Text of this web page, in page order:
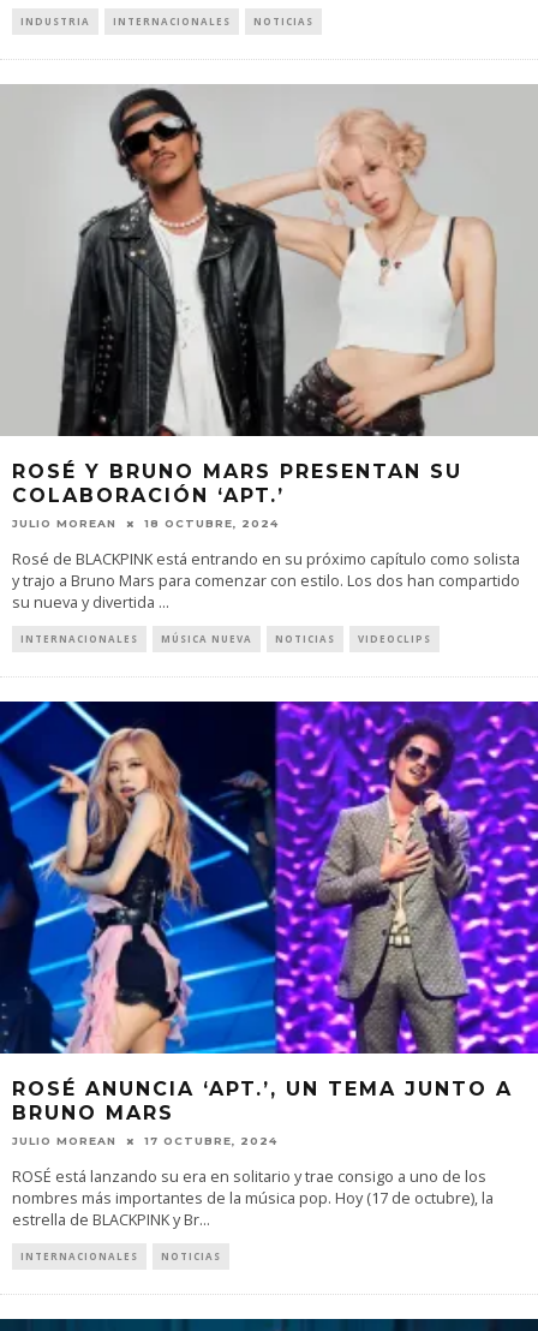
INDUSTRIA INTERNACIONALES NOTICIAS
ROSÉ Y BRUNO MARS PRESENTAN SU
COLABORACIÓN ‘APT.’
JULIO MOREAN 18 OCTUBRE, 2024
Rosé de BLACKPINK está entrando en su próximo capítulo como solista
y trajo a Bruno Mars para comenzar con estilo. Los dos han compartido
su nueva y divertida ...
INTERNACIONALES MÚSICA NUEVA NOTICIAS VIDEOCLIPS
ROSÉ ANUNCIA ‘APT.’, UN TEMA JUNTO A
BRUNO MARS
JULIO MOREAN 17 OCTUBRE, 2024
ROSÉ está lanzando su era en solitario y trae consigo a uno de los
nombres más importantes de la música pop. Hoy (17 de octubre), la
estrella de BLACKPINK y Br...
INTERNACIONALES NOTICIAS